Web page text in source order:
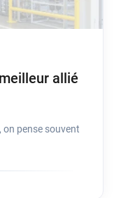
allié
on pense souvent